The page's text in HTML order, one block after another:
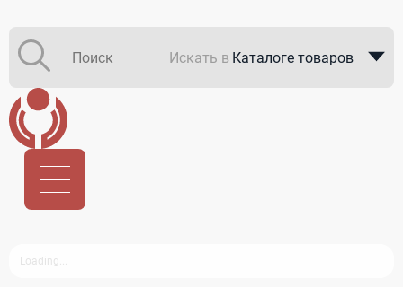
Искать в Каталоге товаров